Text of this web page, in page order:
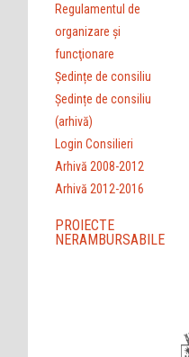
Regulamentul de
organizare şi
funcţionare
Ședințe de consiliu
Ședințe de consiliu
(arhivă)
Login Consilieri
Arhivă 2008-2012
Arhivă 2012-2016
PROIECTE
NERAMBURSABILE